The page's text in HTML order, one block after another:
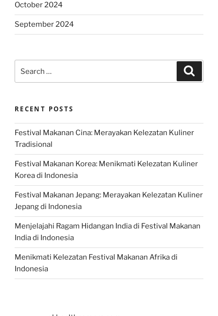
October 2024
September 2024
for:
RECENT POSTS
Festival Makanan Cina: Merayakan Kelezatan Kuliner
Tradisional
Festival Makanan Korea: Menikmati Kelezatan Kuliner
Korea di Indonesia
Festival Makanan Jepang: Merayakan Kelezatan Kuliner
Jepang di Indonesia
Menjelajahi Ragam Hidangan India di Festival Makanan
India di Indonesia
Menikmati Kelezatan Festival Makanan Afrika di
Indonesia